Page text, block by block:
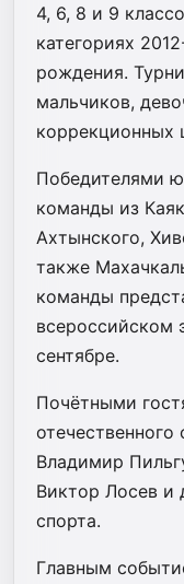
4, 6, 8 и 9
категориях
рождения.
мальчиков,
коррекционных
Победителями
команды из
Ахтынского,
также
команды
всероссийском
сентябре.
Почётными
отечественного
Владимир
Виктор Лосев и
спорта.
Главным